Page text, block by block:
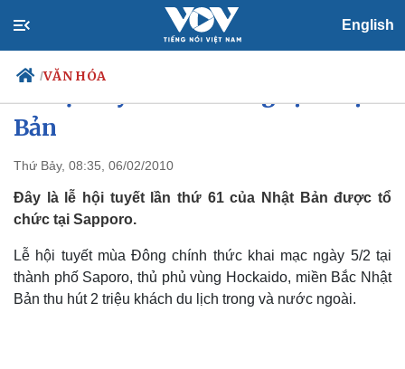
English
/VĂN HÓA
Chính trị
Đảng
Tổ chức nhân sự
Nhận diện sự thật
Tin 24h
Dấu ấn VOV
Việc làm
Biển đảo
Bản
Thứ Bảy, 08:35, 06/02/2010
Đây là lễ hội tuyết lần thứ 61 của Nhật Bản được tổ
chức tại Sapporo.
Lễ hội tuyết mùa Đông chính thức khai mạc ngày 5/2 tại
thành phố Saporo, thủ phủ vùng Hockaido, miền Bắc Nhật
Bản thu hút 2 triệu khách du lịch trong và nước ngoài.